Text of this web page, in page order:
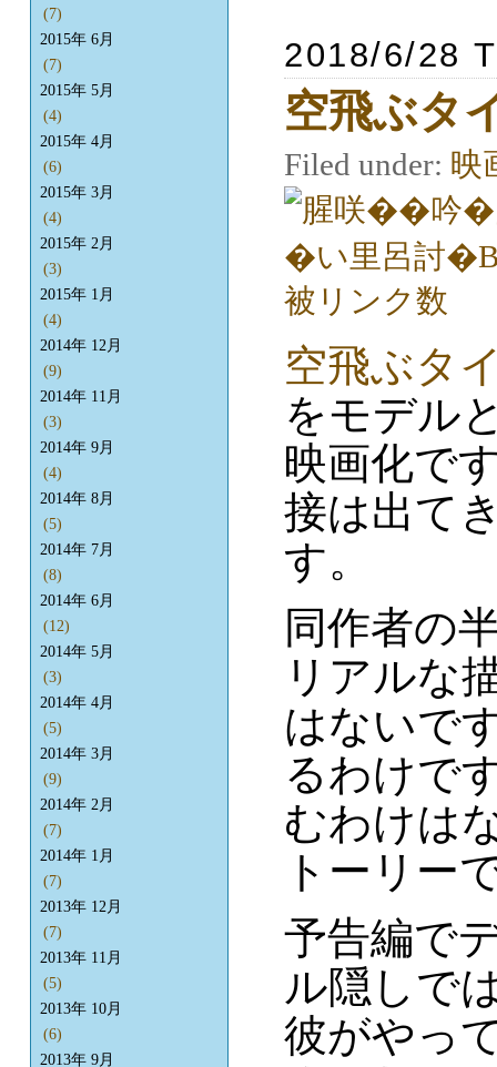
2018/6/28
空飛ぶタ
Filed under: 映
空飛ぶタ
をモデル
映画化で
接は出て
す。
同作者の
リアルな
はないで
るわけで
むわけは
トーリー
予告編で
ル隠しで
彼がやっ
(7)
2015年 6月
(7)
2015年 5月
(4)
2015年 4月
(6)
2015年 3月
(4)
2015年 2月
(3)
2015年 1月
(4)
2014年 12月
(9)
2014年 11月
(3)
2014年 9月
(4)
2014年 8月
(5)
2014年 7月
(8)
2014年 6月
(12)
2014年 5月
(3)
2014年 4月
(5)
2014年 3月
(9)
2014年 2月
(7)
2014年 1月
(7)
2013年 12月
(7)
2013年 11月
(5)
2013年 10月
(6)
2013年 9月